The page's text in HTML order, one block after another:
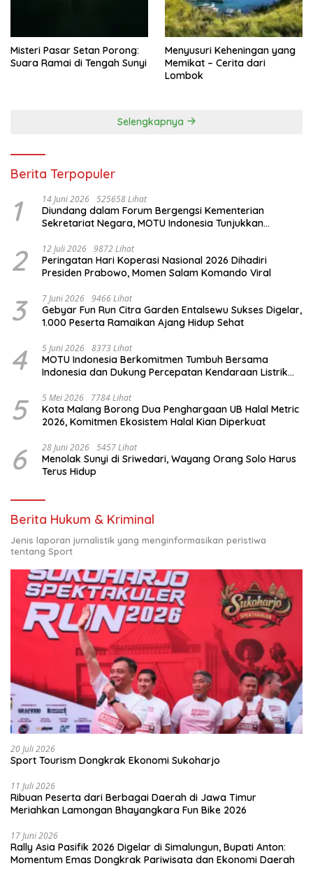
Misteri Pasar Setan Porong:
Suara Ramai di Tengah Sunyi
Menyusuri Keheningan yang
Memikat – Cerita dari
Lombok
Selengkapnya
Berita Terpopuler
1 14 Juni 2026 525658 Lihat
Diundang dalam Forum Bergengsi Kementerian
Sekretariat Negara, MOTU Indonesia Tunjukkan
2 12 Juli 2026 9872 Lihat
Peringatan Hari Koperasi Nasional 2026 Dihadiri
Presiden Prabowo, Momen Salam Komando Viral
3 7 Juni 2026 9466 Lihat
Gebyar Fun Run Citra Garden Entalsewu Sukses Digelar,
1.000 Peserta Ramaikan Ajang Hidup Sehat
4 5 Juni 2026 8373 Lihat
MOTU Indonesia Berkomitmen Tumbuh Bersama
Indonesia dan Dukung Percepatan Kendaraan Listrik
5 5 Mei 2026 7784 Lihat
Kota Malang Borong Dua Penghargaan UB Halal Metric
2026, Komitmen Ekosistem Halal Kian Diperkuat
6 28 Juni 2026 5457 Lihat
Menolak Sunyi di Sriwedari, Wayang Orang Solo Harus
Terus Hidup
Berita Hukum & Kriminal
Jenis laporan jurnalistik yang menginformasikan peristiwa
tentang Sport
20 Juli 2026
Sport Tourism Dongkrak Ekonomi Sukoharjo
11 Juli 2026
Ribuan Peserta dari Berbagai Daerah di Jawa Timur
Meriahkan Lamongan Bhayangkara Fun Bike 2026
17 Juni 2026
Rally Asia Pasifik 2026 Digelar di Simalungun, Bupati Anton:
Momentum Emas Dongkrak Pariwisata dan Ekonomi Daerah